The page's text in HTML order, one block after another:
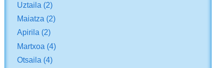
Uztaila (2)
Maiatza (2)
Apirila (2)
Martxoa (4)
Otsaila (4)